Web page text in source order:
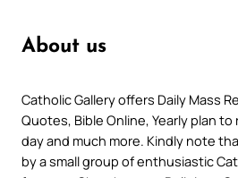
About us
Catholic Gallery offers Daily Mass
Quotes, Bible Online, Yearly plan
day and much more. Kindly note
by a small group of enthusiastic